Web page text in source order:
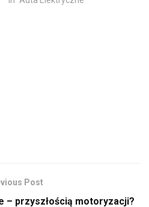
Post
– przyszłością motoryzacji?